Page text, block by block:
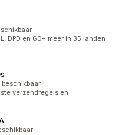
DPD en 60+ meer in 35 landen
beschikbaar
verzendregels en